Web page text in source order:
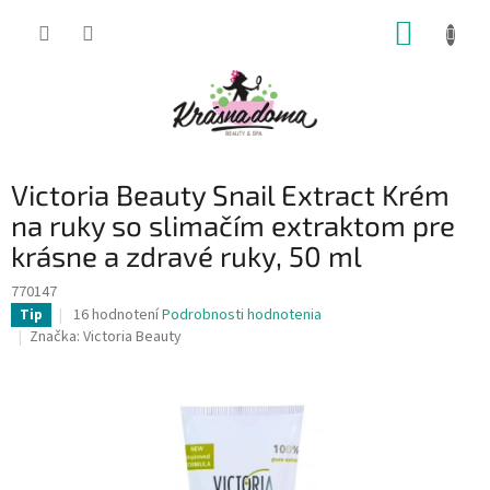
Victoria Beauty Snail Extract Krém
na ruky so slimačím extraktom pre
krásne a zdravé ruky, 50 ml
770147
Tip
Priemerné
hodnotenie
16 hodnoteníPodrobnosti hodnotenia
Značka: Victoria Beauty